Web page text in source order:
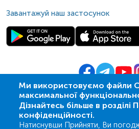
Ми використовуємо файли
максимальної
Дізнайтесь більше в розділі
конфіденційності.
Натиснувши Прийняти, Ви
Завантажуй наш застосунок
© 2009- 2026 | ПСМЛ